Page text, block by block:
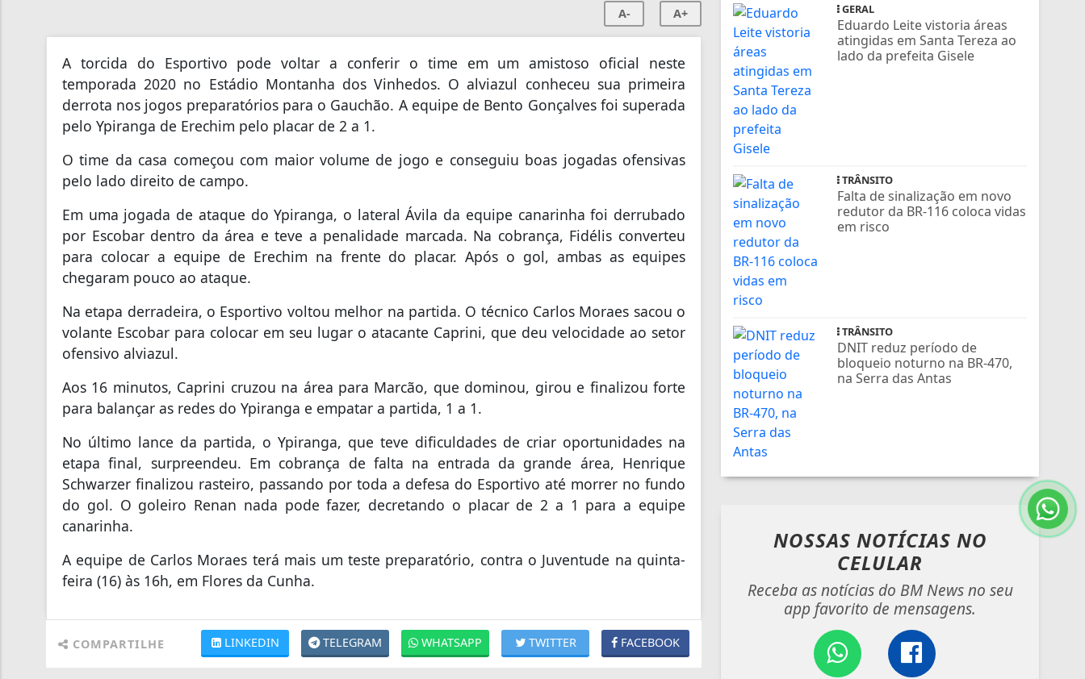
A- A+
A torcida do Esportivo pode voltar a conferir o time em um amistoso oficial neste
temporada 2020 no Estádio Montanha dos Vinhedos. O alviazul conheceu sua primeira
derrota nos jogos preparatórios para o Gauchão. A equipe de Bento Gonçalves foi superada
pelo Ypiranga de Erechim pelo placar de 2 a 1.
O time da casa começou com maior volume de jogo e conseguiu boas jogadas ofensivas
pelo lado direito de campo.
Em uma jogada de ataque do Ypiranga, o lateral Ávila da equipe canarinha foi derrubado
por Escobar dentro da área e teve a penalidade marcada. Na cobrança, Fidélis converteu
para colocar a equipe de Erechim na frente do placar. Após o gol, ambas as equipes
chegaram pouco ao ataque.
Na etapa derradeira, o Esportivo voltou melhor na partida. O técnico Carlos Moraes sacou o
volante Escobar para colocar em seu lugar o atacante Caprini, que deu velocidade ao setor
ofensivo alviazul.
Aos 16 minutos, Caprini cruzou na área para Marcão, que dominou, girou e finalizou forte
para balançar as redes do Ypiranga e empatar a partida, 1 a 1.
No último lance da partida, o Ypiranga, que teve dificuldades de criar oportunidades na
etapa final, surpreendeu. Em cobrança de falta na entrada da grande área, Henrique
Schwarzer finalizou rasteiro, passando por toda a defesa do Esportivo até morrer no fundo
do gol. O goleiro Renan nada pode fazer, decretando o placar de 2 a 1 para a equipe
canarinha.
A equipe de Carlos Moraes terá mais um teste preparatório, contra o Juventude na quinta-
feira (16) às 16h, em Flores da Cunha.
COMPARTILHE FACEBOOK
TWITTER
WHATSAPP
TELEGRAM
LINKEDIN
GERAL
Eduardo Leite vistoria áreas
atingidas em Santa Tereza ao
lado da prefeita Gisele
TRÂNSITO
Falta de sinalização em novo
redutor da BR-116 coloca vidas
em risco
TRÂNSITO
DNIT reduz período de
bloqueio noturno na BR-470,
na Serra das Antas
NOSSAS NOTÍCIAS NO
CELULAR
Receba as notícias do BM News no seu
app favorito de mensagens.